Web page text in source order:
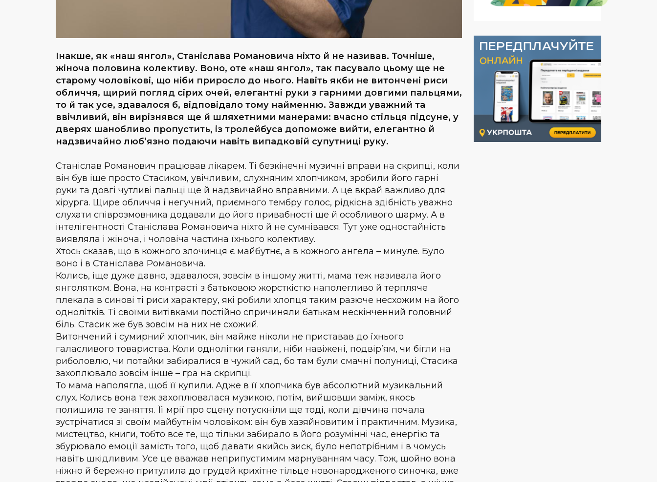
Інакше, як «наш янгол», Станіслава Романовича ніхто й не називав. Точніше,
жіноча половина колективу. Воно, оте «наш янгол», так пасувало цьому ще не
старому чоловікові, що ніби приросло до нього. Навіть якби не витончені риси
обличчя, щирий погляд сірих очей, елегантні руки з гарними довгими пальцями,
то й так усе, здавалося б, відповідало тому найменню. Завжди уважний та
ввічливий, він вирізнявся ще й шляхетними манерами: вчасно стільця підсуне, у
дверях шанобливо пропустить, із тролейбуса допоможе вийти, елегантно й
надзвичайно люб’язно подаючи навіть випадковій супутниці руку.
Станіслав Романович працював лікарем. Ті безкінечні музичні вправи на скрипці, коли
він був іще просто Стасиком, увічливим, слухняним хлопчиком, зробили його гарні
руки та довгі чутливі пальці ще й надзвичайно вправними. А це вкрай важливо для
хірурга. Щире обличчя і негучний, приємного тембру голос, рідкісна здібність уважно
слухати співрозмовника додавали до його привабності ще й особливого шарму. А в
інтелігентності Станіслава Романовича ніхто й не сумнівався. Тут уже одностайність
виявляла і жіноча, і чоловіча частина їхнього колективу.
Хтось сказав, що в кожного злочинця є майбутнє, а в кожного ангела – минуле. Було
воно і в Станіслава Романовича.
Колись, іще дуже давно, здавалося, зовсім в іншому житті, мама теж називала його
янголятком. Вона, на контрасті з батьковою жорсткістю наполегливо й терпляче
плекала в синові ті риси характеру, які робили хлопця таким разюче несхожим на його
однолітків. Ті своїми витівками постійно спричиняли батькам нескінченний головний
біль. Стасик же був зовсім на них не схожий.
Витончений і сумирний хлопчик, він майже ніколи не приставав до їхнього
галасливого товариства. Коли однолітки ганяли, ніби навіжені, подвір’ям, чи бігли на
риболовлю, чи потайки забиралися в чужий сад, бо там були смачні полуниці, Стасика
захоплювало зовсім інше – гра на скрипці.
То мама наполягла, щоб її купили. Адже в її хлопчика був абсолютний музикальний
слух. Колись вона теж захоплювалася музикою, потім, вийшовши заміж, якось
полишила те заняття. Її мрії про сцену потускніли ще тоді, коли дівчина почала
зустрічатися зі своїм майбутнім чоловіком: він був хазяйновитим і практичним. Музика,
мистецтво, книги, тобто все те, що тільки забирало в його розумінні час, енергію та
збурювало емоції замість того, щоб давати якийсь зиск, було непотрібним і в чомусь
навіть шкідливим. Усе це вважав неприпустимим марнуванням часу. Тож, щойно вона
ніжно й бережно притулила до грудей крихітне тільце новонародженого синочка, вже